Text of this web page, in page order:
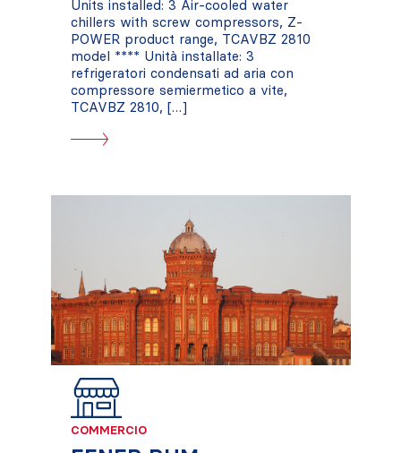
Units installed: 3 Air-cooled water
chillers with screw compressors, Z-
POWER product range, TCAVBZ 2810
model **** Unità installate: 3
refrigeratori condensati ad aria con
compressore semiermetico a vite,
TCAVBZ 2810, […]
COMMERCIO